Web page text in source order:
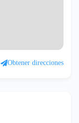
Obtener direcciones